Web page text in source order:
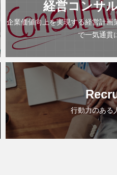
経営コンサ
企業価値向上を実現する経営計画
で一気通貫
行動力のある